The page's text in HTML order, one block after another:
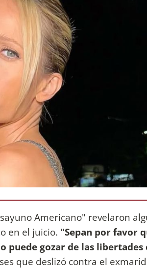
Americano" revelaron
en el juicio. "Sepan por favor
puede gozar de las libertades
que deslizó contra el